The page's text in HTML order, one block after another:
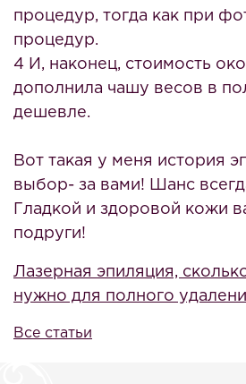
процедур, тогда как при
процедур.
4 И, наконец, стоимость
дополнила чашу весов в
дешевле.
Вот такая у меня история
выбор- за вами! Шанс
Гладкой и здоровой кожи
подруги!
Лазерная эпиляция,
нужно для полного
Все статьи